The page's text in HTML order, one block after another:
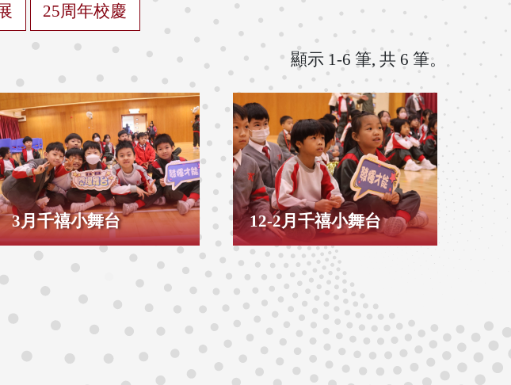
25周年校慶
顯示 1-6 筆, 共 6 筆。
3月千禧小舞台 12-2月千禧小舞台